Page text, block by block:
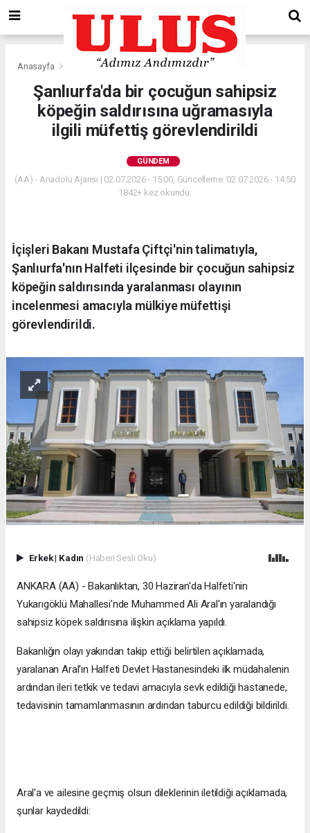
Anasayfa Gündem
Şanlıurfa'da bir çocuğun sahipsiz
köpeğin saldırısına uğramasıyla
ilgili müfettiş görevlendirildi
GÜNDEM
(AA) - Anadolu Ajansı | 02.07.2026 - 15:00, Güncelleme: 02.07.2026 - 14:50
1842+ kez okundu.
İçişleri Bakanı Mustafa Çiftçi'nin talimatıyla,
Şanlıurfa'nın Halfeti ilçesinde bir çocuğun sahipsiz
köpeğin saldırısında yaralanması olayının
incelenmesi amacıyla mülkiye müfettişi
görevlendirildi.
Erkek| Kadın (Haberi Sesli Oku)
ANKARA (AA) - Bakanlıktan, 30 Haziran'da Halfeti'nin
Yukarıgöklü Mahallesi'nde Muhammed Ali Aral'ın yaralandığı
sahipsiz köpek saldırısına ilişkin açıklama yapıldı.
Bakanlığın olayı yakından takip ettiği belirtilen açıklamada,
yaralanan Aral'ın Halfeti Devlet Hastanesindeki ilk müdahalenin
ardından ileri tetkik ve tedavi amacıyla sevk edildiği hastanede,
tedavisinin tamamlanmasının ardından taburcu edildiği bildirildi.
Aral'a ve ailesine geçmiş olsun dileklerinin iletildiği açıklamada,
şunlar kaydedildi: